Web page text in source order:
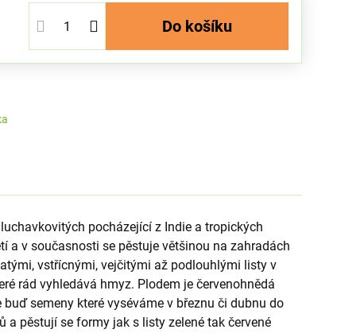
Do košíku
pocházející z Indie a tropických
a v současnosti se pěstuje většinou na zahradách
vstřícnými, vejčitými až podlouhlými listy v
rád vyhledává hmyz. Plodem je červenohnědá
semeny které vyséváme v březnu či dubnu do
pěstují se formy jak s listy zelené tak červené